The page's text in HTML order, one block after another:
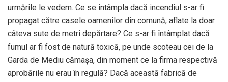
urmările le vedem. Ce se întâmpla dacă incendiul s-ar fi
propagat către casele oamenilor din comună, aflate la doar
câteva sute de metri depărtare? Ce s-ar fi întâmplat dacă
fumul ar fi fost de natură toxică, pe unde scoteau cei de la
Garda de Mediu cămașa, din moment ce la firma respectivă
aprobările nu erau în regulă? Dacă această fabrică de